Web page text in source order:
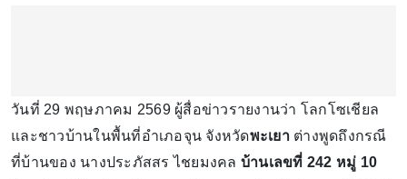
วันที่ 29 พฤษภาคม 2569 ผู้สื่อข่าวรายงานว่า โลกโซเชียล
และชาวบ้านในพื้นที่อำเภอจุน จังหวัดพะเยาต่างพูดถึงกรณี
ที่บ้านของ นางประภัสสร ไชยมงคล บ้านเลขที่ 242 หมู่ 10